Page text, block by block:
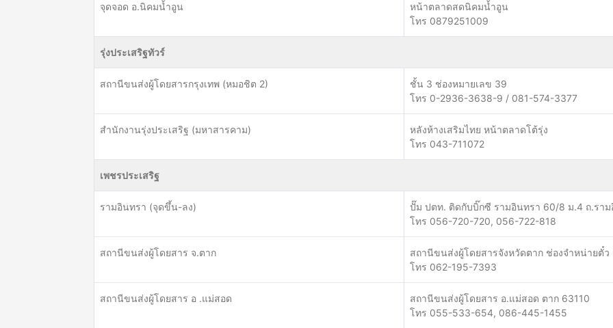
จุดจอด อ.นิคมน้ำอูน
หน้าตลาดสดนิคมน้ำอูน
โทร 0879251009
รุ่งประเสริฐทัวร์
สถานีขนส่งผู้โดยสารกรุงเทพ (หมอชิต 2)
ชั้น 3 ช่องหมายเลข 39
โทร 0-2936-3638-9 / 081-574-3377
สำนักงานรุ่งประเสริฐ (มหาสารคาม)
หลังห้างเสริมไทย หน้าตลาดโต้รุ่ง
โทร 043-711072
เพชรประเสริฐ
รามอินทรา (จุดขึ้น-ลง)
ปั๊ม ปตท. ติดกับบิ๊กซี รามอินทรา 60/8 ม.4 ถ.ราม
โทร 056-720-720, 056-722-818
สถานีขนส่งผู้โดยสาร จ.ตาก
สถานีขนส่งผู้โดยสารจังหวัดตาก ช่องจำหน่ายตั๋ว
โทร 062-195-7393
สถานีขนส่งผู้โดยสาร อ .แม่สอด
สถานีขนส่งผู้โดยสาร อ.แม่สอด ตาก 63110
โทร 055-533-654, 086-445-1455